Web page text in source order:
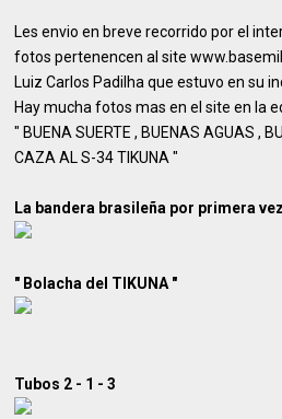
Les envio en breve recorrido por el
fotos pertenencen al site
Luiz Carlos Padilha que estuvo en su
Hay mucha fotos mas en el site en la
" BUENA SUERTE , BUENAS AGUAS ,
CAZA AL S-34 TIKUNA "
La bandera brasileña por primera
" Bolacha del TIKUNA "
Tubos 2 - 1 - 3